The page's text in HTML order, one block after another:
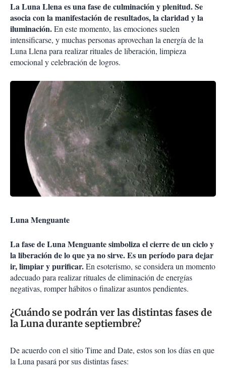
La Luna Llena es una fase de culminación y plenitud. Se
asocia con la manifestación de resultados, la claridad y la
iluminación.En este momento, las emociones suelen
intensificarse, y muchas personas aprovechan la energía de la
Luna Llena para realizar rituales de liberación, limpieza
emocional y celebración de logros.
Luna Menguante
La fase de Luna Menguante simboliza el cierre de un ciclo y
la liberación de lo que ya no sirve. Es un período para dejar
ir, limpiar y purificar.En esoterismo, se considera un momento
adecuado para realizar rituales de eliminación de energías
negativas, romper hábitos o finalizar asuntos pendientes.
¿Cuándo se podrán ver las distintas fases de
la Luna durante septiembre?
De acuerdo con el sitio Time and Date, estos son los días en que
la Luna pasará por sus distintas fases: